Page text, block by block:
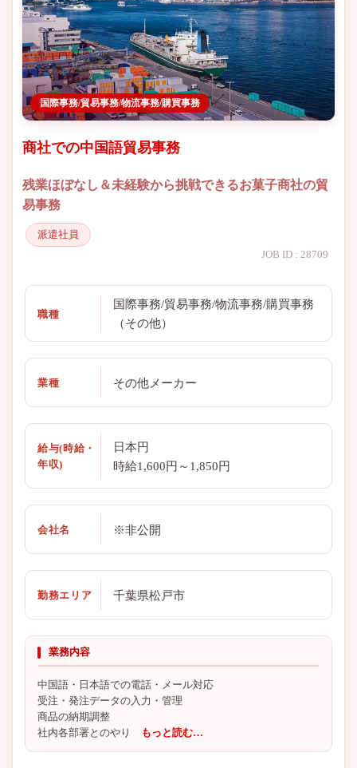
国際事務/貿易事務/物流事務/購買事務
商社での中国語貿易事務
残業ほぼなし＆未経験から挑戦できるお菓子商社の貿
易事務
派遣社員
JOB ID : 28709
職種
国際事務/貿易事務/物流事務/購買事務
（その他）
業種 その他メーカー
給与(時給・
年収)
日本円
時給1,600円～1,850円
会社名 ※非公開
勤務エリア 千葉県松戸市
業務内容
中国語・日本語での電話・メール対応
受注・発注データの入力・管理
商品の納期調整
社内各部署とのやり
もっと読む…